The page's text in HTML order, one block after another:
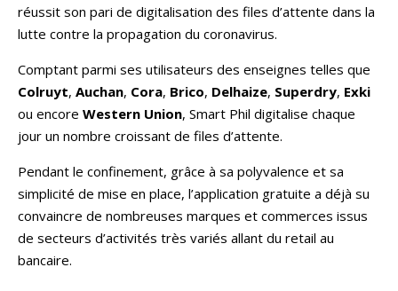
réussit son pari de digitalisation des files d’attente dans la
lutte contre la propagation du coronavirus.
Comptant parmi ses utilisateurs des enseignes telles que
Colruyt, Auchan, Cora, Brico, Delhaize, Superdry, Exki
ou encore Western Union, Smart Phil digitalise chaque
jour un nombre croissant de files d’attente.
Pendant le confinement, grâce à sa polyvalence et sa
simplicité de mise en place, l’application gratuite a déjà su
convaincre de nombreuses marques et commerces issus
de secteurs d’activités très variés allant du retail au
bancaire.